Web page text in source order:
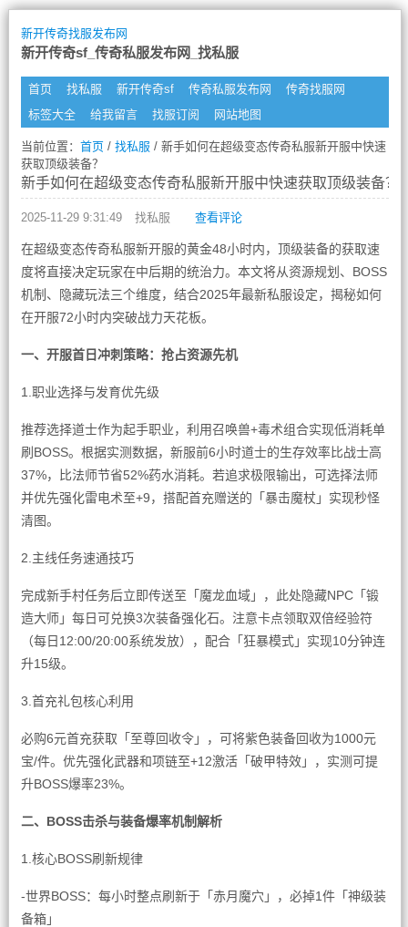
新开传奇找服发布网
新开传奇sf_传奇私服发布网_找私服
首页 找私服 新开传奇sf 传奇私服发布网
传奇找服网
标签大全
给我留言 找服订阅 网站地图
当前位置： 首页/ 找私服 / 新手如何在超级变态传奇私服新开服中快速
获取顶级装备？
新手如何在超级变态传奇私服新开服中快速获取顶级装备？
2025-11-29 9:31:49 找私服 查看评论
在超级变态传奇私服新开服的黄金48小时内，顶级装备的获取速
度将直接决定玩家在中后期的统治力。本文将从资源规划、BOSS
机制、隐藏玩法三个维度，结合2025年最新私服设定，揭秘如何
在开服72小时内突破战力天花板。
一、开服首日冲刺策略：抢占资源先机
1.职业选择与发育优先级
推荐选择道士作为起手职业，利用召唤兽+毒术组合实现低消耗单
刷BOSS。根据实测数据，新服前6小时道士的生存效率比战士高
37%，比法师节省52%药水消耗。若追求极限输出，可选择法师
并优先强化雷电术至+9，搭配首充赠送的「暴击魔杖」实现秒怪
清图。
2.主线任务速通技巧
完成新手村任务后立即传送至「魔龙血域」，此处隐藏NPC「锻
造大师」每日可兑换3次装备强化石。注意卡点领取双倍经验符
（每日12:00/20:00系统发放），配合「狂暴模式」实现10分钟连
升15级。
3.首充礼包核心利用
必购6元首充获取「至尊回收令」，可将紫色装备回收为1000元
宝/件。优先强化武器和项链至+12激活「破甲特效」，实测可提
升BOSS爆率23%。
二、BOSS击杀与装备爆率机制解析
1.核心BOSS刷新规律
-世界BOSS：每小时整点刷新于「赤月魔穴」，必掉1件「神级装
备箱」